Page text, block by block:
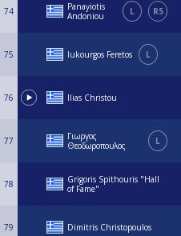
74
Panayiotis
Andoniou
L R5
75 lukourgos Feretos L
76 Ilias Christou
77
Γιωργος
Θεοδωροπουλος
L
78
Grigoris Spithouris "Hall
of Fame"
79 Dimitris Christopoulos